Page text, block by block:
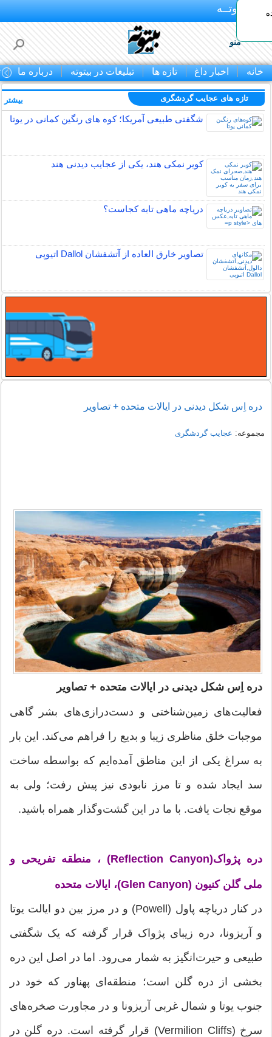
بـیتوتــه
منو
خانه اخبار داغ تازه ها تبلیغات در بیتوته درباره ما
تازه های عجایب گردشگری
شگفتی طبیعی آمریکا؛ کوه های رنگین کمانی در یوتا
کویر نمکی هند، یکی از عجایب دیدنی هند
دریاچه ماهی تابه کجاست؟
تصاویر خارق العاده از آتشفشان Dallol اتیوپی
بیشتر
دره اِس شکل دیدنی در ایالات متحده + تصاویر
مجموعه: عجایب گردشگری
دره اِس شکل دیدنی در ایالات متحده + تصاویر
فعالیت‌های زمین‌شناختی و دست‌درازی‌های بشر گاهی
موجبات خلق مناظری زیبا و بدیع را فراهم می‌کند. این بار
به سراغ یکی از این مناطق آمده‌ایم که بواسطه ساخت
سد ایجاد شده و تا مرز نابودی نیز پیش رفت؛ ولی به
موقع نجات یافت. با ما در این گشت‌و‌گذار همراه باشید.
دره پژواک(Reflection Canyon) ، منطقه تفریحی و
ملی گلن کنیون (Glen Canyon)، ایالات متحده
در کنار دریاچه پاول (Powell) و در مرز بین دو ایالت یوتا
و آریزونا، دره زیبای پژواک قرار گرفته که یک شگفتی
طبیعی و حیرت‌انگیز به شمار می‌رود. اما در اصل این دره
بخشی از دره گلن است؛ منطقه‌ای پهناور که خود در
جنوب یوتا و شمال غربی آریزونا و در مجاورت صخره‌های
سرخ (Vermilion Cliffs) قرار گرفته است. دره گلن در